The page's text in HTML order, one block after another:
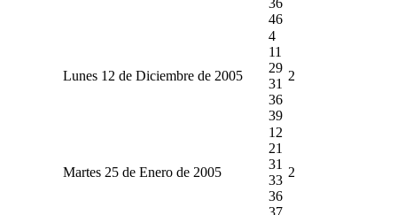
46
Lunes 12 de Diciembre de 2005
4
11
29
31
36
39
2
Martes 25 de Enero de 2005
12
21
31
33
36
37
2